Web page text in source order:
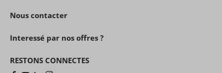
Nous contacter
Interessé par nos offres ?
RESTONS CONNECTES